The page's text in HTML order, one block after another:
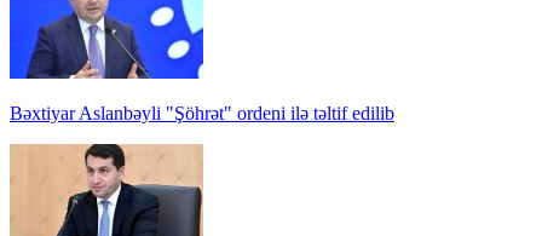
Bəxtiyar Aslanbəyli "Şöhrət" ordeni ilə təltif edilib